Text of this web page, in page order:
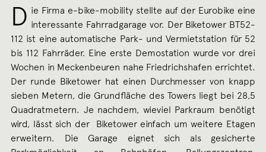
D ie Firma e-bike-mobility stellte auf der Eurobike eine
interessante Fahrradgarage vor. Der Biketower BT52-
112 ist eine automatische Park- und Vermietstation für 52
bis 112 Fahrräder. Eine erste Demostation wurde vor drei
Wochen in Meckenbeuren nahe Friedrichshafen errichtet.
Der runde Biketower hat einen Durchmesser von knapp
sieben Metern, die Grundfläche des Towers liegt bei 28,5
Quadratmetern. Je nachdem, wieviel Parkraum benötigt
wird, lässt sich der Biketower einfach um weitere Etagen
erweitern. Die Garage eignet sich als gesicherte